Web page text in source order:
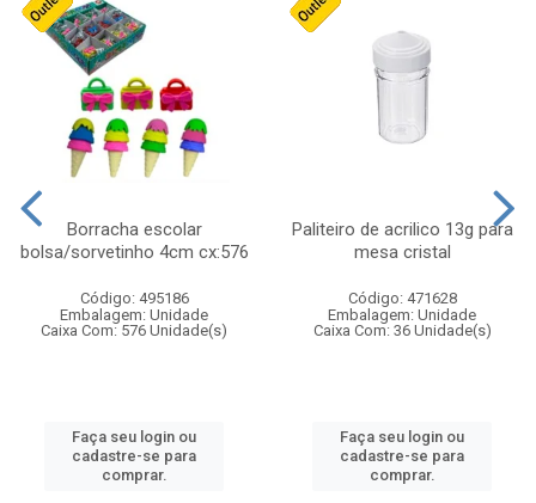
Borracha escolar
bolsa/sorvetinho 4cm cx:576
Código: 495186
Embalagem: Unidade
Caixa Com: 576 Unidade(s)
Faça seu login ou
cadastre-se para
comprar.
Paliteiro de acrilico 13g para
mesa cristal
Código: 471628
Embalagem: Unidade
Caixa Com: 36 Unidade(s)
Faça seu login ou
cadastre-se para
comprar.